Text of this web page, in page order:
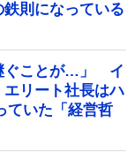
鉄則になっている
ぐことが…」 イ
リート社長はハ
いた「経営哲